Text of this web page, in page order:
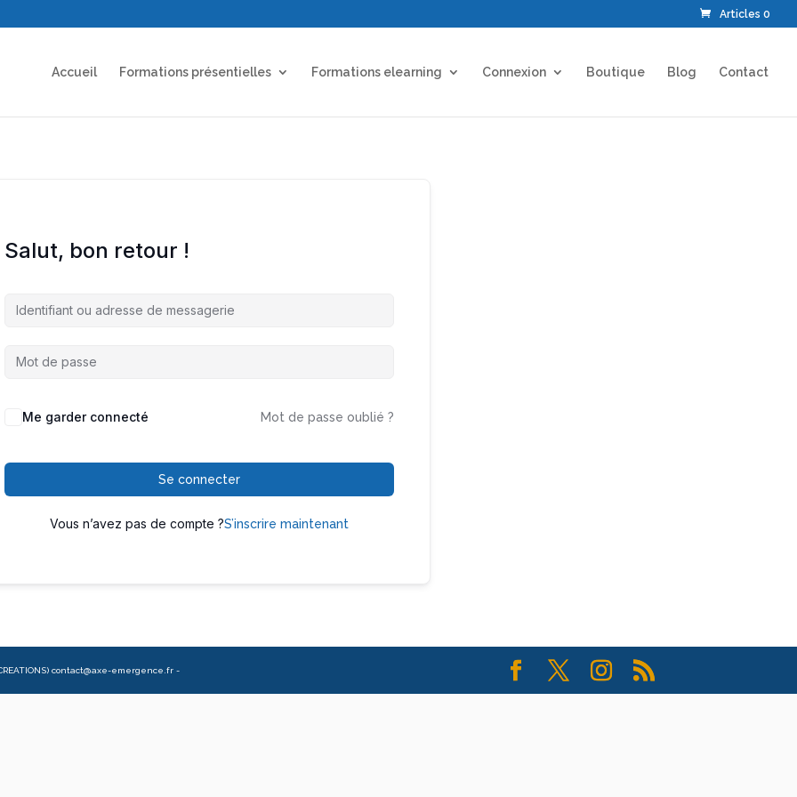
Articles 0
Accueil Formations présentielles Formations elearning Connexion Boutique Blog Contact
Salut, bon retour !
Me garder connecté Mot de passe oublié ?
Se connecter
Vous n’avez pas de compte ?S’inscrire maintenant
contact@axe-emergence.fr -